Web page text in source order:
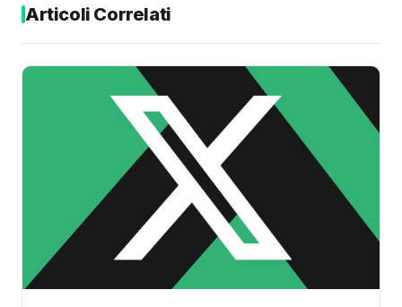
Articoli Correlati